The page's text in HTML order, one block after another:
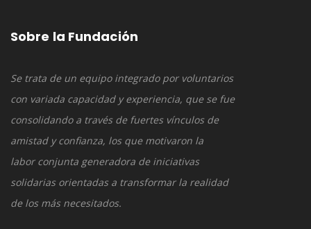
Sobre la Fundación
Se trata de un equipo integrado por voluntarios
con variada capacidad y experiencia, que se fue
consolidando a través de fuertes vínculos de
amistad y confianza, los que motivaron la
labor conjunta generadora de iniciativas
solidarias orientadas a transformar la realidad
de los más necesitados.